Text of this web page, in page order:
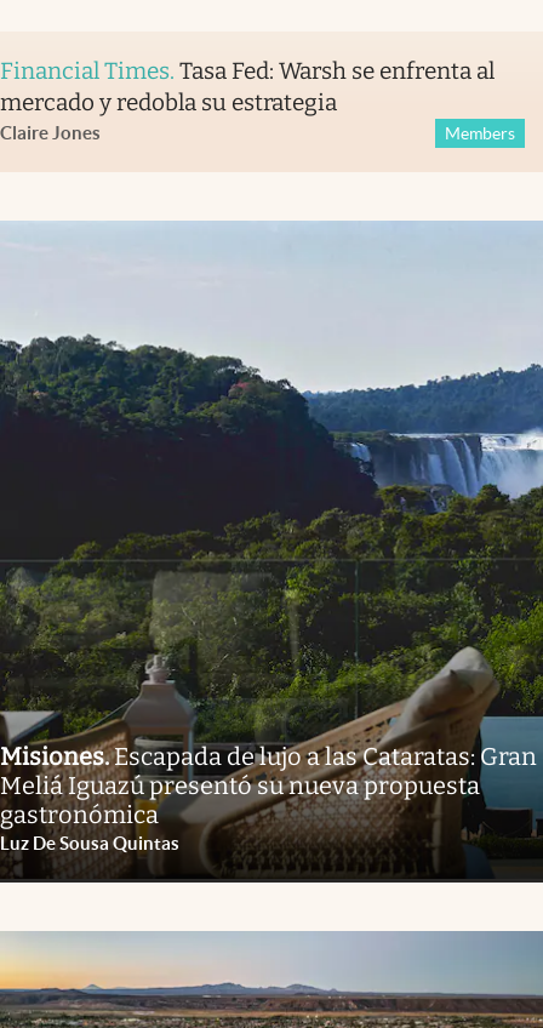
Financial Times. Tasa Fed: Warsh se enfrenta al
mercado y redobla su estrategia
Claire Jones Members
Misiones.Escapada de lujo a las Cataratas: Gran
Meliá Iguazú presentó su nueva propuesta
gastronómica
Luz De Sousa Quintas